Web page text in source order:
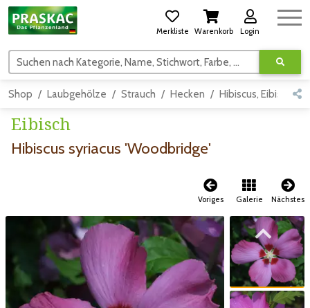
Merkliste Warenkorb Login
Suchen nach Kategorie, Name, Stichwort, Farbe, usw.
Shop Laubgehölze Strauch Hecken Hibiscus, Eibisch
Eibisch
Hibiscus syriacus 'Woodbridge'
Voriges Galerie Nächstes
Zum vorigen Bild